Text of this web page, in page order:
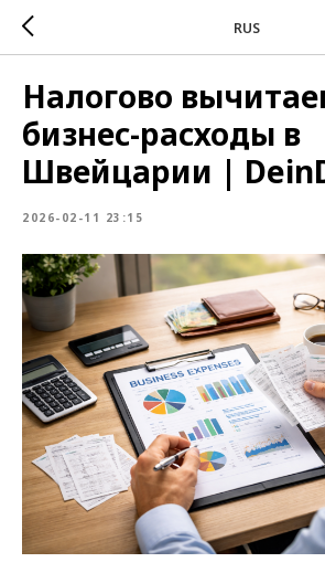
RUS
Налогово
бизнес-расходы в
Швейцарии |
2026-02-11 23:15